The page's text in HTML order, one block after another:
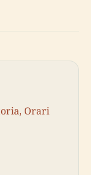
Orari